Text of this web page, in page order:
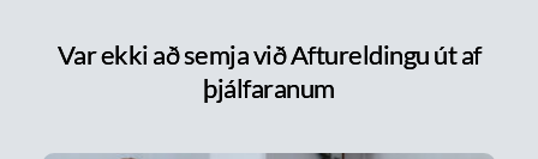
Var ekki að semja við Aftureldingu út af
þjálfaranum